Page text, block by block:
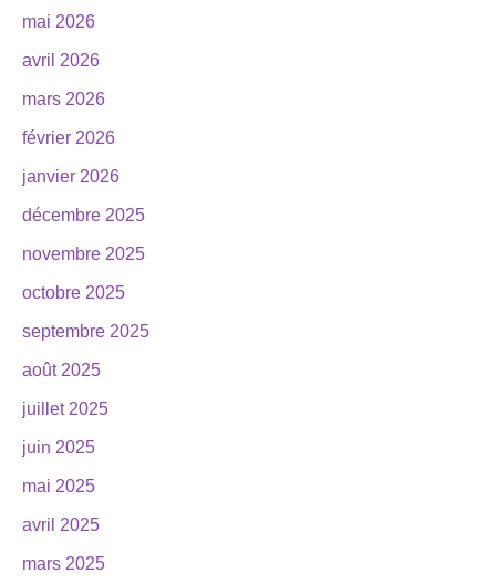
mai 2026
avril 2026
mars 2026
février 2026
janvier 2026
décembre 2025
novembre 2025
octobre 2025
septembre 2025
août 2025
juillet 2025
juin 2025
mai 2025
avril 2025
mars 2025